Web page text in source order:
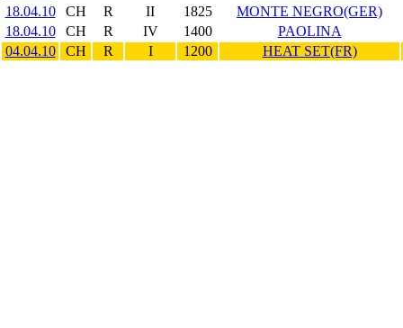
18.04.10
CH R II 1825
MONTE NEGRO(GER)
18.04.10
CH R IV 1400
PAOLINA
04.04.10
CH R I 1200 HEAT SET(FR)